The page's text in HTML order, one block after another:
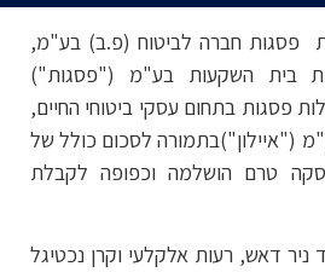
פסגות חברה לביטוח (פ.ב) בע"מ,
בית השקעות בע"מ ("פסגות")
פסגות בתחום עסקי ביטוחי החיים,
("איילון")בתמורה לסכום כולל של
(העסקה טרם הושלמה וכפופה לקבלת
דאש, רעות אלקלעי וקרן נכטיגל